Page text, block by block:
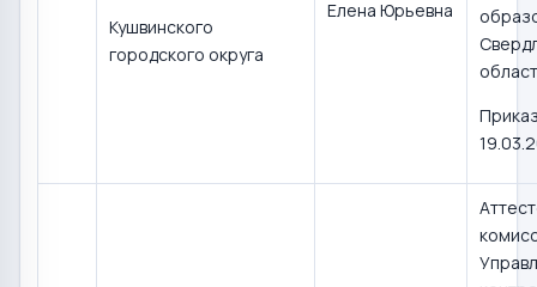
Кушвинского
городского округа
Елена Юрьевна